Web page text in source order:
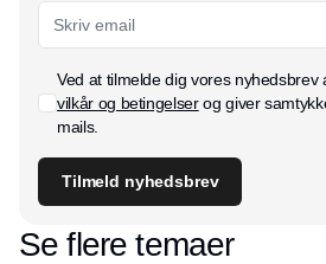
Ved at tilmelde dig vores nyhedsbrev
vilkår og betingelserog giver
mails.
Tilmeld nyhedsbrev
Se flere temaer